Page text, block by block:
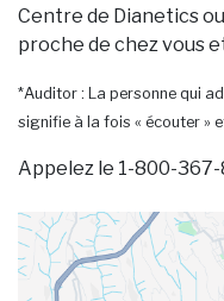
Centre de Dianetics
proche de chez vous
*Auditor : La personne qui
signifie à la fois « écouter »
Appelez le 1-800-